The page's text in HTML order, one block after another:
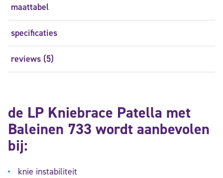
maattabel
specificaties
reviews (5)
de LP Kniebrace Patella met
Baleinen 733 wordt aanbevolen
bij:
knie instabiliteit